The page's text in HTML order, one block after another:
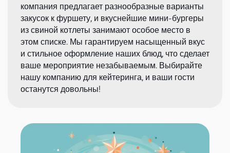
компания предлагает разнообразные варианты
закусок к фуршету, и вкуснейшие мини-бургеры
из свиной котлеты занимают особое место в
этом списке. Мы гарантируем насыщенный вкус
и стильное оформление наших блюд, что сделает
ваше мероприятие незабываемым. Выбирайте
нашу компанию для кейтеринга, и ваши гости
останутся довольны!